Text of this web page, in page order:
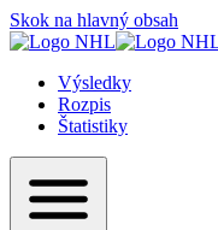
Skok na hlavný obsah
Výsledky
Rozpis
Štatistiky